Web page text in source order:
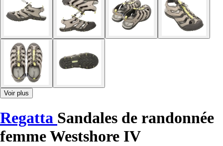
Voir plus
Regatta Sandales de randonnée
femme Westshore IV